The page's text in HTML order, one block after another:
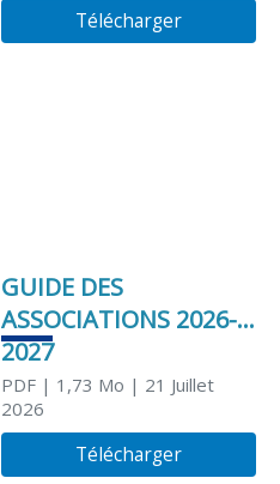
Télécharger
GUIDE DES
ASSOCIATIONS 2026-
2027
PDF| 1,73 Mo | 21 Juillet
2026
Télécharger